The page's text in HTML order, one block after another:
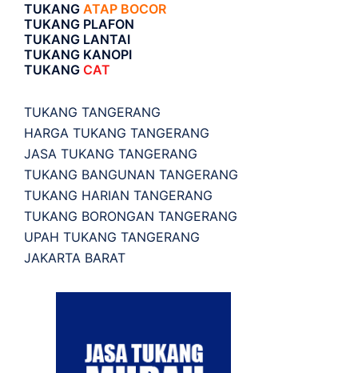
TUKANG ATAP BOCOR
TUKANG PLAFON
TUKANG LANTAI
TUKANG KANOPI
TUKANG CAT
TUKANG TANGERANG
HARGA TUKANG TANGERANG
JASA TUKANG TANGERANG
TUKANG BANGUNAN TANGERANG
TUKANG HARIAN TANGERANG
TUKANG BORONGAN TANGERANG
UPAH TUKANG TANGERANG
JAKARTA BARAT